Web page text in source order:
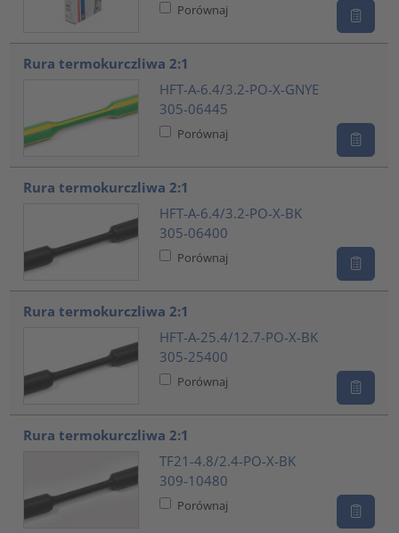
Porównaj
Rura termokurczliwa 2:1
HFT-A-6.4/3.2-PO-X-GNYE
305-06445
Porównaj
Rura termokurczliwa 2:1
HFT-A-6.4/3.2-PO-X-BK
305-06400
Porównaj
Rura termokurczliwa 2:1
HFT-A-25.4/12.7-PO-X-BK
305-25400
Porównaj
Rura termokurczliwa 2:1
TF21-4.8/2.4-PO-X-BK
309-10480
Porównaj